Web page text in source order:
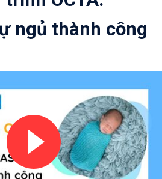
ngủ thành công